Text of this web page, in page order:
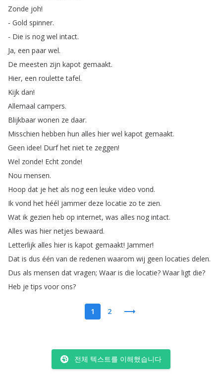
Zonde joh!
- Gold spinner.
- Die is nog wel intact.
Ja, een paar wel.
De meesten zijn kapot gemaakt.
Hier, een roulette tafel.
Kijk dan!
Allemaal campers.
Blijkbaar wonen ze daar.
Misschien hebben hun alles hier wel kapot gemaakt.
Geen idee! Durf het niet te zeggen!
Wel zonde! Echt zonde!
Nou mensen.
Hoop dat je het als nog een leuke video vond.
Ik vond het héél jammer deze locatie zo te zien.
Wat ik gezien heb op internet, was alles nog intact.
Alles was hier netjes bewaard.
Letterlijk alles hier is kapot gemaakt! Jammer!
Dat is dus één van de redenen waarom wij geen locaties delen.
Dus als mensen dat vragen; Waar is die locatie? Waar ligt die?
Heb je tips voor ons?
1 2
전체 텍스트를 이해했습니다